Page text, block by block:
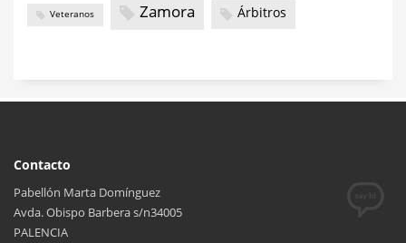
Veteranos Zamora Árbitros
Contacto
Pabellón Marta Domínguez
Avda. Obispo Barbera s/n34005
PALENCIA